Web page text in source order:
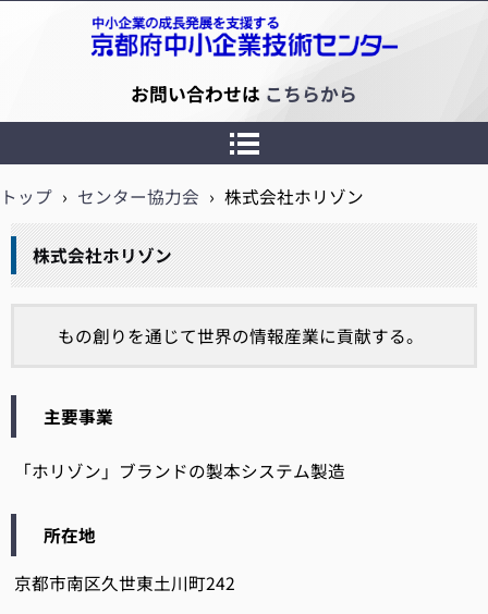
京都府中小企業技術センター
お問い合わせは こちらから
トップ › センター協力会 › 株式会社ホリゾン
株式会社ホリゾン
もの創りを通じて世界の情報産業に貢献する。
主要事業
「ホリゾン」ブランドの製本システム製造
所在地
京都市南区久世東土川町242